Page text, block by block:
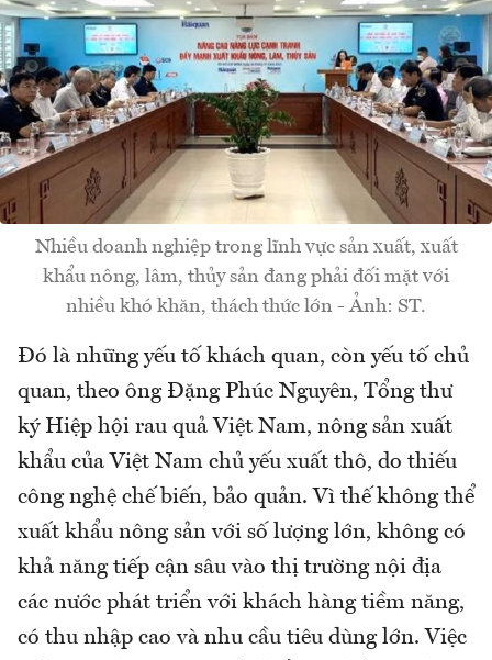
Nhiều doanh nghiệp trong lĩnh vực sản xuất, xuất
khẩu nông, lâm, thủy sản đang phải đối mặt với
nhiều khó khăn, thách thức lớn - Ảnh: ST.
Đó là những yếu tố khách quan, còn yếu tố chủ
quan, theo ông Đặng Phúc Nguyên, Tổng thư
ký Hiệp hội rau quả Việt Nam, nông sản xuất
khẩu của Việt Nam chủ yếu xuất thô, do thiếu
công nghệ chế biến, bảo quản. Vì thế không thể
xuất khẩu nông sản với số lượng lớn, không có
khả năng tiếp cận sâu vào thị trường nội địa
các nước phát triển với khách hàng tiềm năng,
có thu nhập cao và nhu cầu tiêu dùng lớn. Việc